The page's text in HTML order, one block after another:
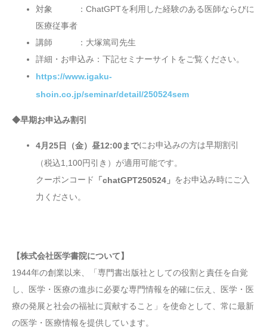
対象 ：ChatGPTを利用した経験のある医師ならびに
医療従事者
講師 ：大塚篤司先生
詳細・お申込み：下記セミナーサイトをご覧ください。
https://www.igaku-
shoin.co.jp/seminar/detail/250524sem
◆早期お申込み割引
4月25日（金）昼12:00までにお申込みの方は早期割引
（税込1,100円引き）が適用可能です。
クーポンコード
「chatGPT250524」 をお申込み時にご入
力ください。
【株式会社医学書院について】
1944年の創業以来、「専門書出版社としての役割と責任を自覚
し、医学・医療の進歩に必要な専門情報を的確に伝え、医学・医
療の発展と社会の福祉に貢献すること」を使命として、常に最新
の医学・医療情報を提供しています。